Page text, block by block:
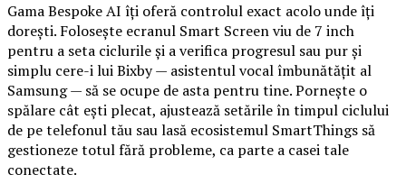
Gama Bespoke AI îți oferă controlul exact acolo unde îți
dorești. Folosește ecranul Smart Screen viu de 7 inch
pentru a seta ciclurile și a verifica progresul sau pur și
simplu cere-i lui Bixby — asistentul vocal îmbunătățit al
Samsung — să se ocupe de asta pentru tine. Pornește o
spălare cât ești plecat, ajustează setările în timpul ciclului
de pe telefonul tău sau lasă ecosistemul SmartThings să
gestioneze totul fără probleme, ca parte a casei tale
conectate.